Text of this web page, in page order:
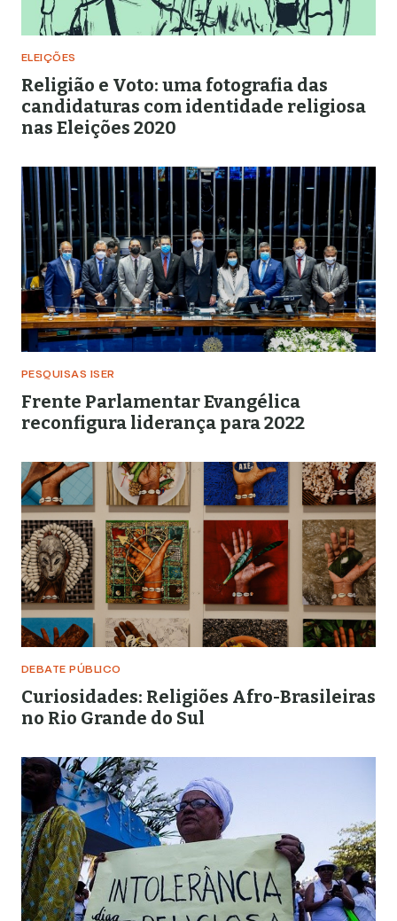
ELEIÇÕES
Religião e Voto: uma fotografia das
candidaturas com identidade religiosa
nas Eleições 2020
PESQUISAS ISER
Frente Parlamentar Evangélica
reconfigura liderança para 2022
DEBATE PÚBLICO
Curiosidades: Religiões Afro-Brasileiras
no Rio Grande do Sul